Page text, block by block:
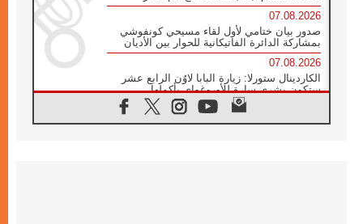
07.08.2026
صدور بيان ختامي لأول لقاء مسيحي كونفوشي
بمشاركة الدائرة الفاتيكانية للحوار بين الأديان
07.08.2026
الكاردينال ستورلا: زيارة البابا لاوُن الرابع عشر
ستكون بشرى سارة للأوروغواي بأكملها
الفاتيكان يعلن برنامج الزيارة الرسولية للبابا لاوُن